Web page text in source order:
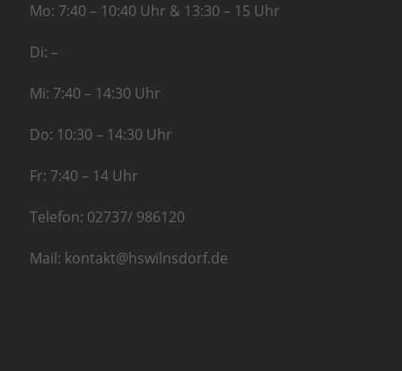
Mo: 7:40 – 10:40 Uhr & 13:30 – 15 Uhr
Di: –
Mi: 7:40 – 14:30 Uhr
Do: 10:30 – 14:30 Uhr
Fr: 7:40 – 14 Uhr
Telefon: 02737/ 986120
Mail: kontakt@hswilnsdorf.de